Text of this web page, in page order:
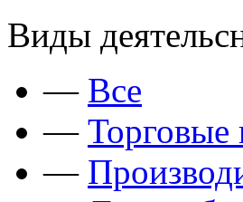
Виды
— Все
—
—